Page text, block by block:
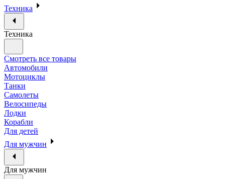
Техника
Техника
Смотреть все товары
Автомобили
Мотоциклы
Танки
Самолеты
Велосипеды
Лодки
Корабли
Для детей
Для мужчин
Для мужчин